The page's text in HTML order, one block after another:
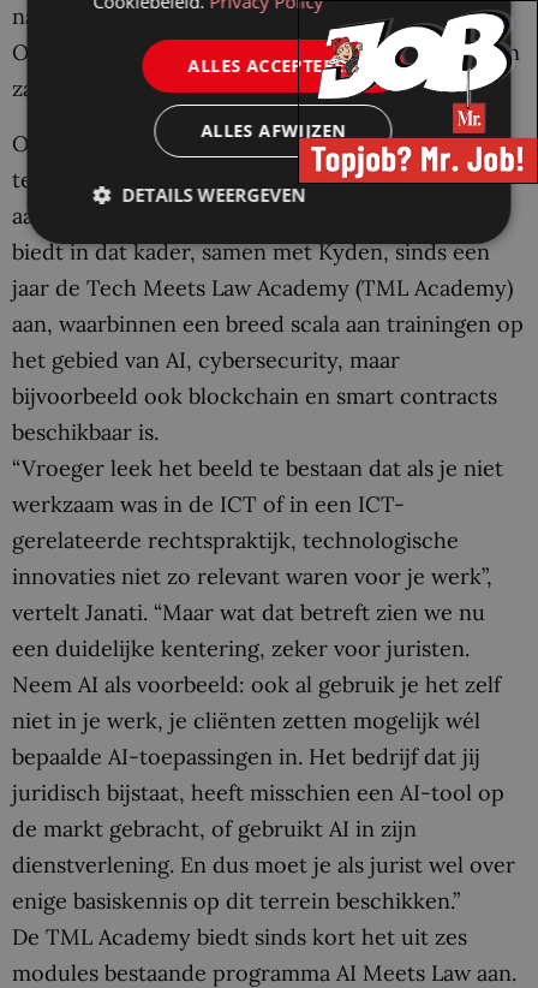
najaar nog een cursus over ontwikkelen bij PO-
Online. We verwachten dat daar veel behoefte aan
zal zijn, vooral vanuit het bedrijfsleven.”
Ook bij de andere opleiders kunnen juristen
terecht voor een steeds groter wordend aanbod
aan trainingen gerelateerd aan technologie. CPO
biedt in dat kader, samen met Kyden, sinds een
jaar de Tech Meets Law Academy (TML Academy)
aan, waarbinnen een breed scala aan trainingen op
het gebied van AI, cybersecurity, maar
bijvoorbeeld ook blockchain en smart contracts
beschikbaar is.
“Vroeger leek het beeld te bestaan dat als je niet
werkzaam was in de ICT of in een ICT-
gerelateerde rechtspraktijk, technologische
innovaties niet zo relevant waren voor je werk”,
vertelt Janati. “Maar wat dat betreft zien we nu
een duidelijke kentering, zeker voor juristen.
Neem AI als voorbeeld: ook al gebruik je het zelf
niet in je werk, je cliënten zetten mogelijk wél
bepaalde AI-toepassingen in. Het bedrijf dat jij
juridisch bijstaat, heeft misschien een AI-tool op
de markt gebracht, of gebruikt AI in zijn
dienstverlening. En dus moet je als jurist wel over
enige basiskennis op dit terrein beschikken.”
De TML Academy biedt sinds kort het uit zes
modules bestaande programma AI Meets Law aan.
ALLES ACCEPTEREN
ALLES AFWIJZEN
DETAILS WEERGEVEN